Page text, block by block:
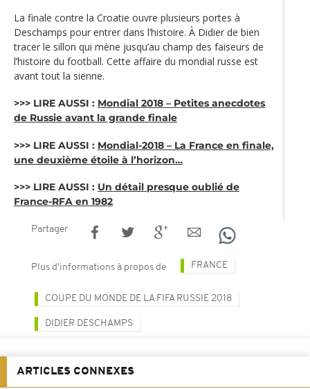
La finale contre la Croatie ouvre plusieurs portes à
Deschamps pour entrer dans l’histoire. À Didier de bien
tracer le sillon qui mène jusqu’au champ des faiseurs de
l’histoire du football. Cette affaire du mondial russe est
avant tout la sienne.
>>> LIRE AUSSI : Mondial 2018 – Petites anecdotes
de Russie avant la grande finale
>>> LIRE AUSSI : Mondial-2018 – La France en finale,
une deuxième étoile à l’horizon…
>>> LIRE AUSSI : Un détail presque oublié de
France-RFA en 1982
Partager
Plus d'informations à propos de FRANCE
COUPE DU MONDE DE LA FIFA RUSSIE 2018
DIDIER DESCHAMPS
ARTICLES CONNEXES